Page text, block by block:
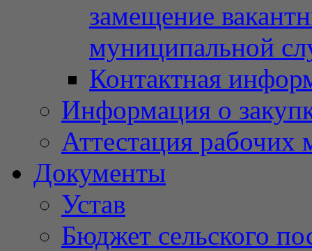
замещение
муниципальной
Контактная
Информация о
Аттестация рабочих
Документы
Устав
Бюджет сельского